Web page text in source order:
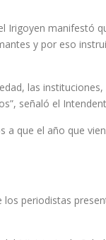
manifestó
y por eso
las
señaló el
el año que
periodistas